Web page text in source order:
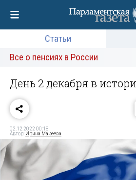
Статьи
Все о пенсиях в России
День 2 декабря в
02.12.2022 00:18
Автор: Ирина Макеева